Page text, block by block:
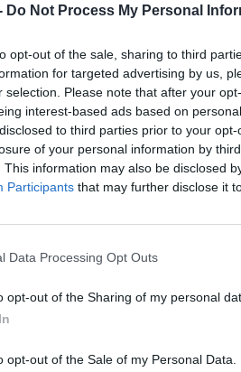
Do Not Process My Personal
opt-out of the sale, sharing to third
for targeted advertising by us,
selection. Please note that after your
interest-based ads based on
to third parties prior to your
of your personal information by
This information may also be disclosed
Participants that may further disclose it
Data Processing Opt Outs
opt-out of the Sharing of my personal
opt-out of the Sale of my Personal Data.
της Παρασκευής στη δυτική
κατά τη διάρκεια γλεντιού
ένταση μεταξύ ατόμων.
συνθήκες, περίπου 20 άτομα
ελαφρά, όταν δέχθηκαν επίθεση